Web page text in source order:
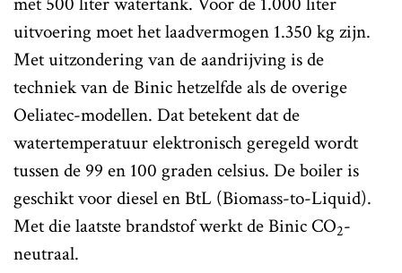
uitvoering moet het laadvermogen 1.350 kg zijn.
Met uitzondering van de aandrijving is de
techniek van de Binic hetzelfde als de overige
Oeliatec-modellen. Dat betekent dat de
watertemperatuur elektronisch geregeld wordt
tussen de 99 en 100 graden celsius. De boiler is
geschikt voor diesel en BtL (Biomass-to-Liquid).
Met die laatste brandstof werkt de Binic CO2-
neutraal.